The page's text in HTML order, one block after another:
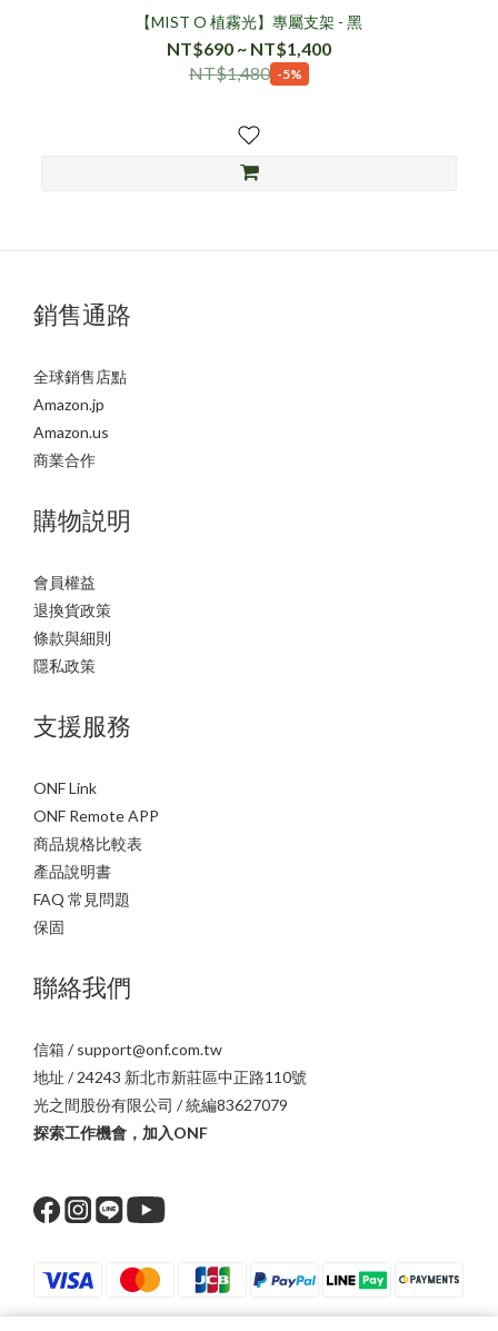
【MIST O 植霧光】專屬支架 - 黑
NT$690 ~ NT$1,400
NT$1,480 -5%
銷售通路
全球銷售店點
Amazon.jp
Amazon.us
商業合作
購物説明
會員權益
退換貨政策
條款與細則
隱私政策
支援服務
ONF Link
ONF Remote APP
商品規格比較表
產品說明書
FAQ 常見問題
保固
聯絡我們
信箱 / support@onf.com.tw
地址 / 24243 新北市新莊區中正路110號
光之間股份有限公司 / 統編83627079
探索工作機會，加入ONF